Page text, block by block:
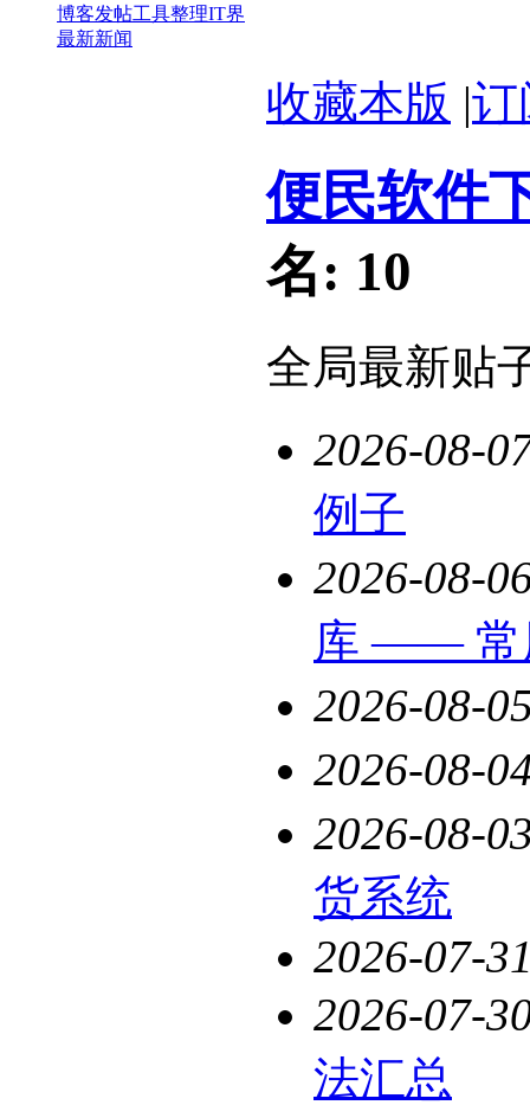
博客发帖工具整理IT界
最新新闻
收藏本版 |订
便民软件
名: 10
全局最新贴
2026-08-
例子
2026-08-
库 —— 常
2026-08-
2026-08-
2026-08-
货系统
2026-07-
2026-07-
法汇总